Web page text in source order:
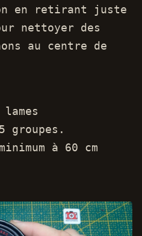
en retirant juste
nettoyer des
au centre de
groupes.
à 60 cm